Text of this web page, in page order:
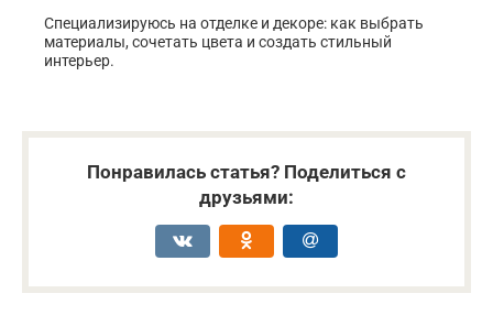
Специализируюсь на отделке и декоре: как выбрать
материалы, сочетать цвета и создать стильный
интерьер.
Понравилась статья? Поделиться с
друзьями: